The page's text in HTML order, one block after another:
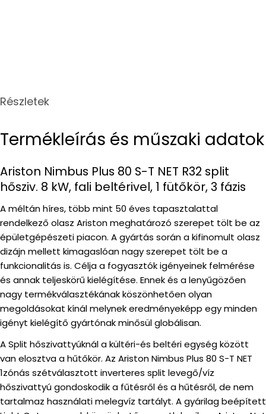
Részletek
Termékleírás és műszaki adatok
Ariston Nimbus Plus 80 S-T NET R32 split
hősziv. 8 kW, fali beltérivel, 1 fütőkör, 3 fázis
A méltán híres, több mint 50 éves tapasztalattal
rendelkező olasz Ariston meghatározó szerepet tölt be az
épületgépészeti piacon. A gyártás során a kifinomult olasz
dizájn mellett kimagaslóan nagy szerepet tölt be a
funkcionalitás is. Célja a fogyasztók igényeinek felmérése
és annak teljeskörű kielégítése. Ennek és a lenyűgözően
nagy termékválasztékának köszönhetően olyan
megoldásokat kínál melynek eredményeképp egy minden
igényt kielégítő gyártónak minősül globálisan.
A Split hőszivattyúknál a kültéri-és beltéri egység között
van elosztva a hűtőkör. Az Ariston Nimbus Plus 80 S-T NET
1zónás szétválasztott inverteres split levegő/víz
hőszivattyú gondoskodik a fűtésről és a hűtésről, de nem
tartalmaz használati melegvíz tartályt. A gyárilag beépített